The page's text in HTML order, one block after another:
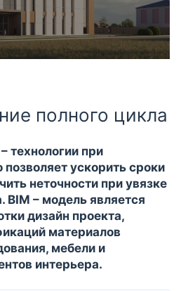
полного цикла
технологии при
позволяет ускорить сроки
неточности при увязке
BIM – модель является
дизайн проекта,
материалов
мебели и
интерьера.